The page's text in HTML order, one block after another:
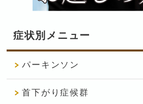
症状別メニュー
パーキンソン
首下がり症候群